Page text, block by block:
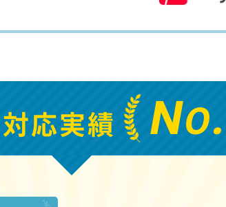
対応実績 NO